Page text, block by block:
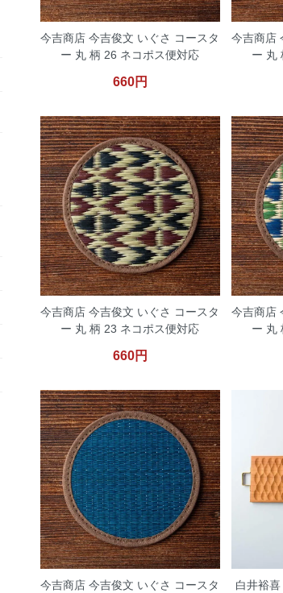
今吉商店 今吉俊文 いぐさ コースタ
ー 丸 柄 26 ネコポス便対応
660円
今吉商店
ー 丸
今吉商店 今吉俊文 いぐさ コースタ
ー 丸 柄 23 ネコポス便対応
660円
今吉商店
ー 丸
今吉商店 今吉俊文 いぐさ コースタ
白井裕